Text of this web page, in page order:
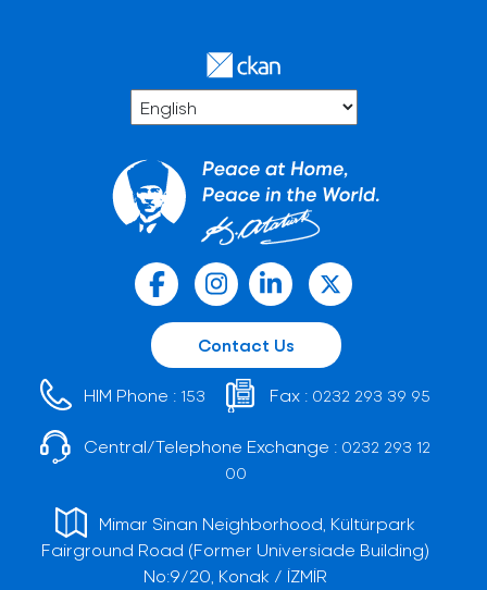
Contact Us
HIM Phone : 153 Fax : 0232 293 39 95
Central/Telephone Exchange : 0232 293 12
00
Mimar Sinan Neighborhood, Kültürpark
Fairground Road (Former Universiade Building)
No:9/20, Konak / İZMİR